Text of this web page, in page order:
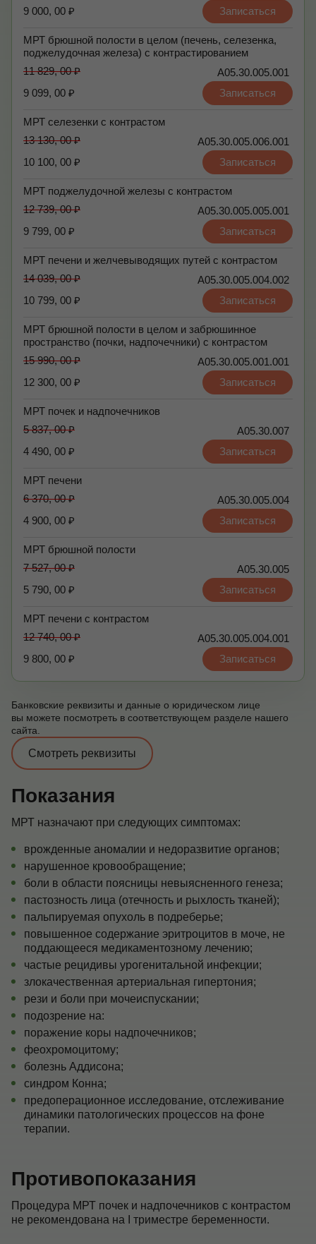
9 000, 00 ₽
Записаться
МРТ брюшной полости в целом (печень, селезенка,
поджелудочная железа) с контрастированием
А05.30.005.001
11 829, 00 ₽
9 099, 00 ₽
Записаться
МРТ селезенки с контрастом
А05.30.005.006.001
13 130, 00 ₽
10 100, 00 ₽
Записаться
МРТ поджелудочной железы с контрастом
А05.30.005.005.001
12 739, 00 ₽
9 799, 00 ₽
Записаться
МРТ печени и желчевыводящих путей с контрастом
А05.30.005.004.002
14 039, 00 ₽
10 799, 00 ₽
Записаться
МРТ брюшной полости в целом и забрюшинное
пространство (почки, надпочечники) с контрастом
А05.30.005.001.001
15 990, 00 ₽
12 300, 00 ₽
Записаться
МРТ почек и надпочечников
А05.30.007
5 837, 00 ₽
4 490, 00 ₽
Записаться
МРТ печени
А05.30.005.004
6 370, 00 ₽
4 900, 00 ₽
Записаться
МРТ брюшной полости
А05.30.005
7 527, 00 ₽
5 790, 00 ₽
Записаться
МРТ печени с контрастом
А05.30.005.004.001
12 740, 00 ₽
9 800, 00 ₽
Записаться
Банковские реквизиты и данные о юридическом лице
вы можете посмотреть в соответствующем разделе нашего
сайта.
Смотреть реквизиты
Показания
МРТ назначают при следующих симптомах:
врожденные аномалии и недоразвитие органов;
нарушенное кровообращение;
боли в области поясницы невыясненного генеза;
пастозность лица (отечность и рыхлость тканей);
пальпируемая опухоль в подреберье;
повышенное содержание эритроцитов в моче, не
поддающееся медикаментозному лечению;
частые рецидивы урогенитальной инфекции;
злокачественная артериальная гипертония;
рези и боли при мочеиспускании;
подозрение на:
поражение коры надпочечников;
феохромоцитому;
болезнь Аддисона;
синдром Конна;
предоперационное исследование, отслеживание
динамики патологических процессов на фоне
терапии.
Противопоказания
Процедура МРТ почек и надпочечников с контрастом
не рекомендована на I триместре беременности.